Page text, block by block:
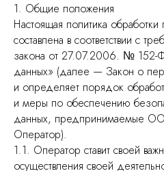
1. Общие положения
Настоящая политика
составлена в соответствии с
закона от 27.07.2006. № 152-
данных» (далее — Закон о
и определяет порядок
и меры по обеспечению
данных, предпринимаемые
Оператор).
1.1. Оператор ставит своей
осуществления своей